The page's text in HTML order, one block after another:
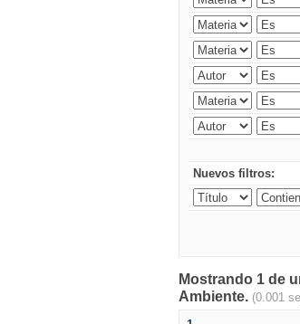
Nuevos filtros:
Mostrando 1 de
Ambiente. (0.001